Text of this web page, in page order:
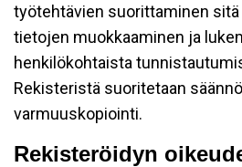
työtehtävien suorittaminen
tietojen muokkaaminen ja
henkilökohtaista
Rekisteristä suoritetaan
varmuuskopiointi.
Rekisteröidyn